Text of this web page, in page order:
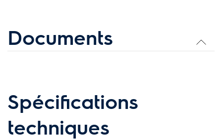
Documents
Spécifications
techniques